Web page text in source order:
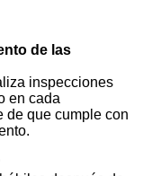
de las
inspecciones
en cada
de que cumple con